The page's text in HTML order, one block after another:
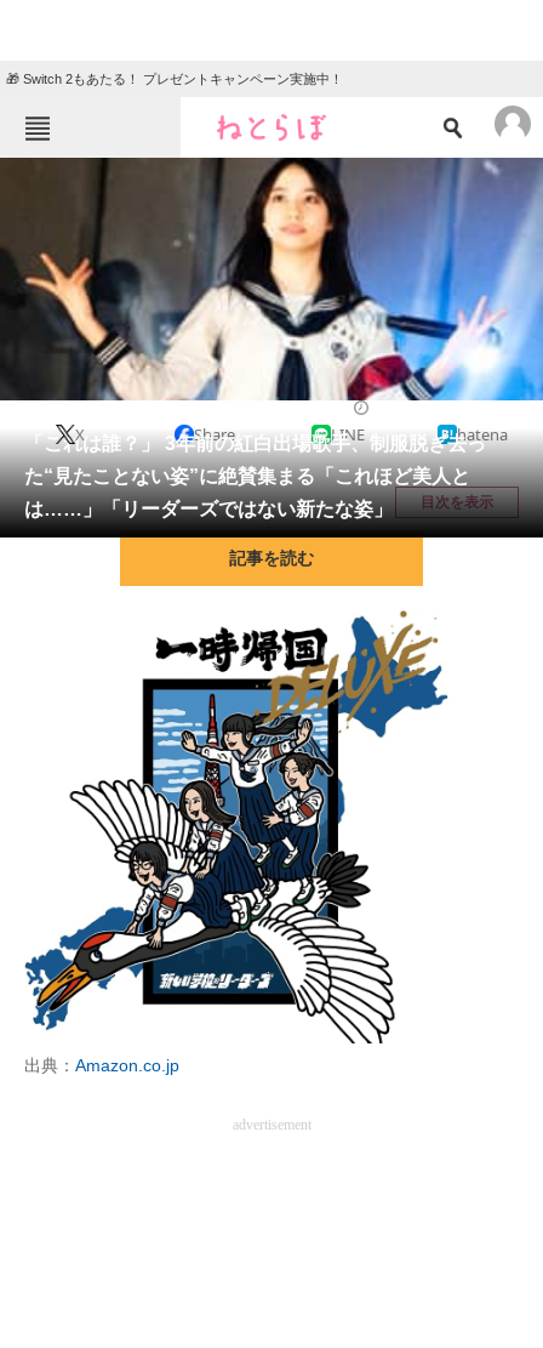
🎁 Switch 2もあたる！ プレゼントキャンペーン実施中！
ニュース
クイズ
グルメ 地域
住まい 教育・育児
リサーチ
会員記事
メディア
注目記事を集めた総合ページ
スマホと通信の最新トレンド
進化するPCとデバイスの未来
好きが集まる 比べて選べる
ビジネスと働き方のヒント
AI活用のいまが分かる
企業ITのトレンドを詳説
経営リーダーのコミュニティ
マーケ×ITの今がよく分かる
ITエンジニア向け専門サイト
企業向けIT製品の総合サイト
「これは誰？」 3年前の紅白出場歌手、制服脱ぎ去っ
た“見たことない姿”に絶賛集まる「これほど美人と
は……」「リーダーズではない新たな姿」
X Share LINE hatena
目次を表示
記事を読む
出典： Amazon.co.jp
advertisement